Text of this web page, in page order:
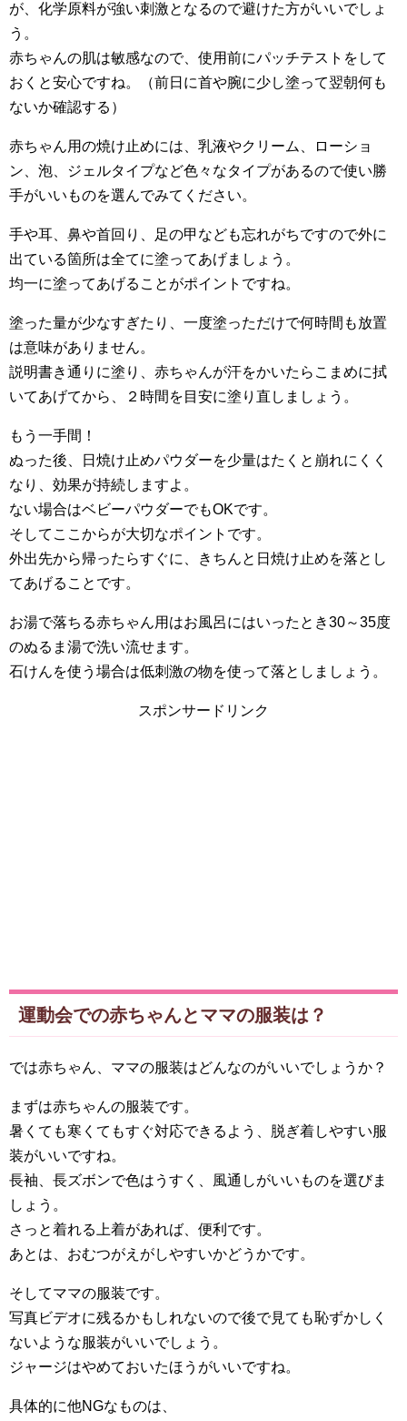
が、化学原料が強い刺激となるので避けた方がいいでしょ
う。
赤ちゃんの肌は敏感なので、使用前にパッチテストをして
おくと安心ですね。（前日に首や腕に少し塗って翌朝何も
ないか確認する）
赤ちゃん用の焼け止めには、乳液やクリーム、ローショ
ン、泡、ジェルタイプなど色々なタイプがあるので使い勝
手がいいものを選んでみてください。
手や耳、鼻や首回り、足の甲なども忘れがちですので外に
出ている箇所は全てに塗ってあげましょう。
均一に塗ってあげることがポイントですね。
塗った量が少なすぎたり、一度塗っただけで何時間も放置
は意味がありません。
説明書き通りに塗り、赤ちゃんが汗をかいたらこまめに拭
いてあげてから、２時間を目安に塗り直しましょう。
もう一手間！
ぬった後、日焼け止めパウダーを少量はたくと崩れにくく
なり、効果が持続しますよ。
ない場合はベビーパウダーでもOKです。
そしてここからが大切なポイントです。
外出先から帰ったらすぐに、きちんと日焼け止めを落とし
てあげることです。
お湯で落ちる赤ちゃん用はお風呂にはいったとき30～35度
のぬるま湯で洗い流せます。
石けんを使う場合は低刺激の物を使って落としましょう。
スポンサードリンク
運動会での赤ちゃんとママの服装は？
では赤ちゃん、ママの服装はどんなのがいいでしょうか？
まずは赤ちゃんの服装です。
暑くても寒くてもすぐ対応できるよう、脱ぎ着しやすい服
装がいいですね。
長袖、長ズボンで色はうすく、風通しがいいものを選びま
しょう。
さっと着れる上着があれば、便利です。
あとは、おむつがえがしやすいかどうかです。
そしてママの服装です。
写真ビデオに残るかもしれないので後で見ても恥ずかしく
ないような服装がいいでしょう。
ジャージはやめておいたほうがいいですね。
具体的に他NGなものは、